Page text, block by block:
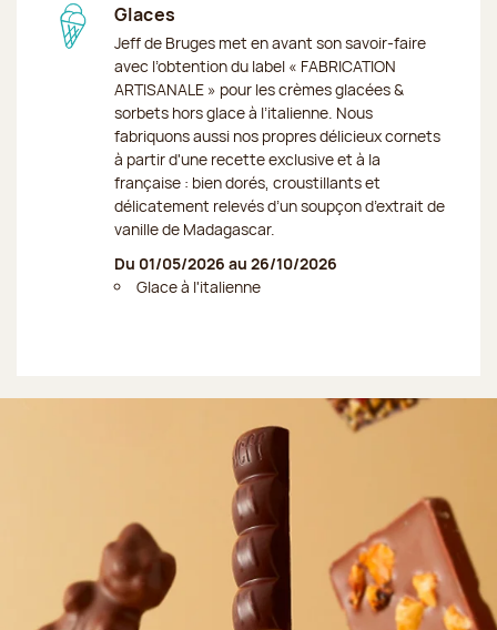
Glaces
Jeff de Bruges met en avant son savoir-faire
avec l’obtention du label « FABRICATION
ARTISANALE » pour les crèmes glacées &
sorbets hors glace à l’italienne. Nous
fabriquons aussi nos propres délicieux cornets
à partir d'une recette exclusive et à la
française : bien dorés, croustillants et
délicatement relevés d’un soupçon d’extrait de
vanille de Madagascar.
Du 01/05/2026 au 26/10/2026
Glace à l'italienne